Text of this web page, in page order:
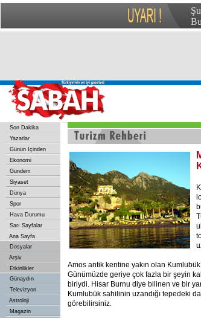
Son Dakika
Yazarlar
Günün İçinden
Ekonomi
Gündem
Siyaset
Dünya
Spor
Hava Durumu
Sarı Sayfalar
Ana Sayfa
Dosyalar
Arşiv
Etkinlikler
Günaydın
Televizyon
Astroloji
Magazin
Amos antik kentine yakın olan
Günümüzde geriye çok fazla bir şeyin
biriydi. Hisar Burnu diye bilinen ve bir
Kumlubük sahilinin uzandığı tepedeki
görebilirsiniz.